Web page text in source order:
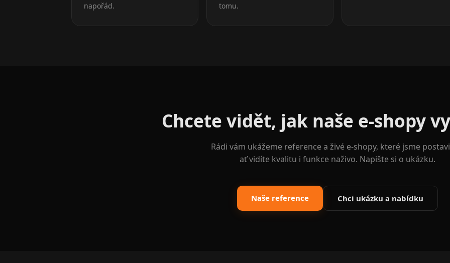
napořád.
tomu.
Chcete vidět, jak naše e-shopy
Rádi vám ukážeme reference a živé e-shopy, které jsme
ať vidíte kvalitu i funkce naživo. Napište si o ukázku.
Naše reference Chci ukázku a nabídku